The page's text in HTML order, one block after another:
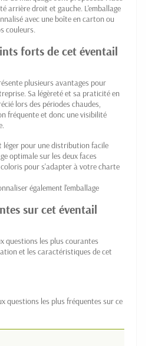
arrière droit et gauche. L'emballage
avec une boîte en carton ou
couleurs.
forts de cet éventail
plusieurs avantages pour
Sa légèreté et sa praticité en
lors des périodes chaudes,
fréquente et donc une visibilité
léger pour une distribution facile
optimale sur les deux faces
coloris pour s'adapter à votre charte
également l'emballage
sur cet éventail
questions les plus courantes
et les caractéristiques de cet
questions les plus fréquentes sur ce